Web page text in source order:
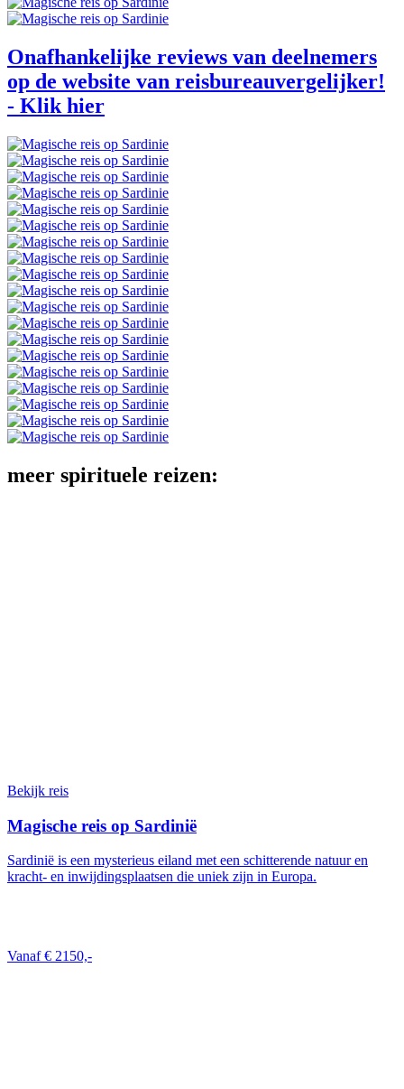
Onafhankelijke reviews van deelnemers
op de website van reisbureauvergelijker!
- Klik hier
meer spirituele reizen:
Bekijk reis
Magische reis op Sardinië
Sardinië is een mysterieus eiland met een schitterende natuur en
kracht- en inwijdingsplaatsen die uniek zijn in Europa.
Vanaf € 2150,-